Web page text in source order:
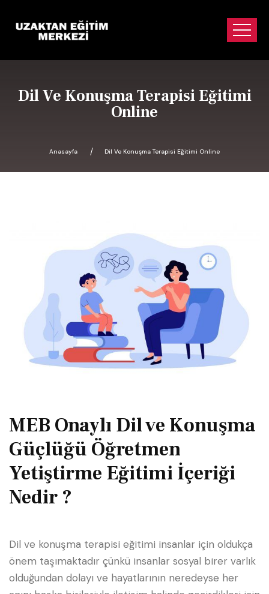
Dil Ve Konuşma Terapisi Eğitimi
Online
Anasayfa Dil Ve Konuşma Terapisi Eğitimi Online
MEB Onaylı Dil ve Konuşma
Güçlüğü Öğretmen
Yetiştirme Eğitimi İçeriği
Nedir ?
Dil ve konuşma terapisi eğitimi insanlar için oldukça
önem taşımaktadır çünkü insanlar sosyal birer varlık
olduğundan dolayı ve hayatlarının neredeyse her